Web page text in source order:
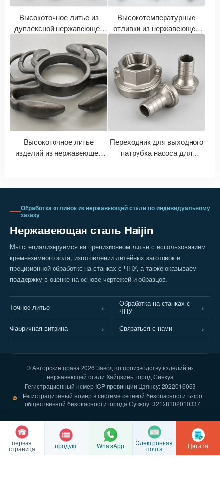
Высокоточное литье из
дуплексной нержавеющей
выбору отливок из марок
2205, 2507 и других.
Высокотемпературные
отливки из нержавеющей
Производитель
жаропрочных отливок из
нержавеющей стали 310S
Высокоточное литье
изделий из нержавеющей
украшений в форме краба
Переходник для выходного
патрубка насоса для
насосов из нержавеющей
Обработка отливок из нержавеющей стали по индивидуальному
заказу
Нержавеющая сталь Haijin
Мы специализируемся на прецизионном литье с использованием
кремнеземного золя, изготовлении литейных заготовок и
прецизионной обработке на станках с ЧПУ, а также оказываем
поддержку в оценке на основе чертежей и образцов.
Точное литье
Обработка на станках с
ЧПУ
Фабричная витрина
Связаться с нами
© Авторские права 2026 Завод по производству изделий из
нержавеющей стали Хайцзинь, город Синхуа
Регистрационный номер ICP провинции Цзянсу: 2022016063
Регистрационный номер в системе сетевой безопасности Бюро
общественной безопасности города Сучжоу: 32128102010337
первая
страница продукт Электронная
почта
WhatsApp Цитата